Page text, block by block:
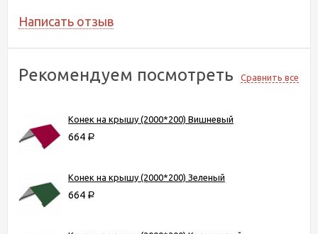
Написать отзыв
Рекомендуем посмотреть Сравнить все
Конек на крышу (2000*200) Вишневый
664 Р
Конек на крышу (2000*200) Зеленый
664 Р